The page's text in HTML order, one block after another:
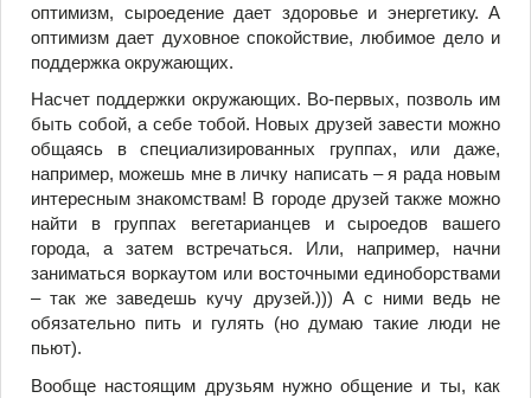
оптимизм, сыроедение дает здоровье и энергетику. А
оптимизм дает духовное спокойствие, любимое дело и
поддержка окружающих.
Насчет поддержки окружающих. Во-первых, позволь им
быть собой, а себе тобой. Новых друзей завести можно
общаясь в специализированных группах, или даже,
например, можешь мне в личку написать – я рада новым
интересным знакомствам! В городе друзей также можно
найти в группах вегетарианцев и сыроедов вашего
города, а затем встречаться. Или, например, начни
заниматься воркаутом или восточными единоборствами
– так же заведешь кучу друзей.))) А с ними ведь не
обязательно пить и гулять (но думаю такие люди не
пьют).
Вообще настоящим друзьям нужно общение и ты, как